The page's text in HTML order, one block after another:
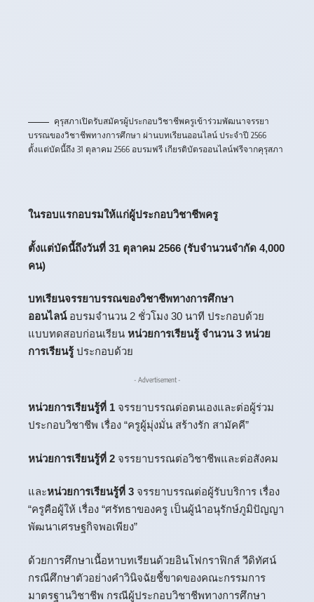
คุรุสภาเปิดรับสมัครผู้ประกอบวิชาชีพครูเข้าร่วมพัฒนาจรรยา
บรรณของวิชาชีพทางการศึกษา ผ่านบทเรียนออนไลน์ ประจำปี 2566
ตั้งแต่บัดนี้ถึง 31 ตุลาคม 2566 อบรมฟรี เกียรติบัตรออนไลน์ฟรีจากคุรุสภา
ในรอบแรกอบรมให้แก่ผู้ประกอบวิชาชีพครู
ตั้งแต่บัดนี้ถึงวันที่ 31 ตุลาคม 2566 (รับจำนวนจำกัด 4,000
คน)
บทเรียนจรรยาบรรณของวิชาชีพทางการศึกษา
ออนไลน์อบรมจำนวน 2 ชั่วโมง 30 นาที ประกอบด้วย
แบบทดสอบก่อนเรียน หน่วยการเรียนรู้ จำนวน 3 หน่วย
การเรียนรู้ประกอบด้วย
- Advertisement -
หน่วยการเรียนรู้ที่ 1 จรรยาบรรณต่อตนเองและต่อผู้ร่วม
ประกอบวิชาชีพ เรื่อง “ครูผู้มุ่งมั่น สร้างรัก สามัคคี”
หน่วยการเรียนรู้ที่ 2 จรรยาบรรณต่อวิชาชีพและต่อสังคม
และหน่วยการเรียนรู้ที่ 3 จรรยาบรรณต่อผู้รับบริการ เรื่อง
“ครูคือผู้ให้ เรื่อง “ศรัทธาของครู เป็นผู้นำอนุรักษ์ภูมิปัญญา
พัฒนาเศรษฐกิจพอเพียง”
ด้วยการศึกษาเนื้อหาบทเรียนด้วยอินโฟกราฟิกส์ วีดิทัศน์
กรณีศึกษาตัวอย่างคำวินิจฉัยชี้ขาดของคณะกรรมการ
มาตรฐานวิชาชีพ กรณีผู้ประกอบวิชาชีพทางการศึกษา